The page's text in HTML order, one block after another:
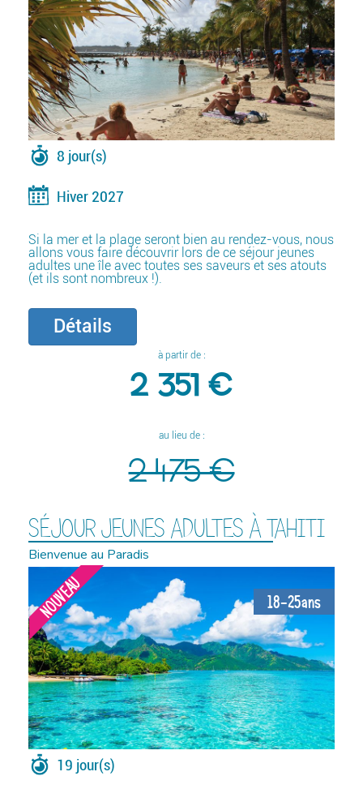
8 jour(s)
Hiver 2027
Si la mer et la plage seront bien au rendez-vous, nous
allons vous faire découvrir lors de ce séjour jeunes
adultes une île avec toutes ses saveurs et ses atouts
(et ils sont nombreux !).
Détails
à partir de :
2 351 €
au lieu de :
2 475 €
SÉJOUR JEUNES ADULTES À TAHITI
Bienvenue au Paradis
NOUVEAU 18-25ans
19 jour(s)